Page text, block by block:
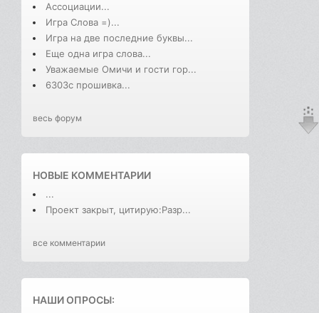
Ассоциации...
Игра Слова =)...
Игра на две последние буквы...
Еще одна игра слова...
Уважаемые Омичи и гости гор...
6303с прошивка...
весь форум
НОВЫЕ КОММЕНТАРИИ
...
Проект закрыт, цитирую:Разр...
все комментарии
НАШИ ОПРОСЫ: